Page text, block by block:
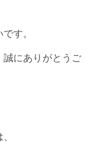
す。
誠にありがとうご